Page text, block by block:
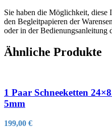
Sie haben die Möglichkeit, diese
den Begleitpapieren der
oder in der Bedienungsanleitung
Ähnliche Produkte
1 Paar Schneeketten
5mm
199,00 €